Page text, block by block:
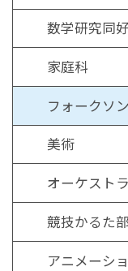
数学研究同
家庭科
フォークソ
美術
オーケストラ
競技かるた部
アニメーシ